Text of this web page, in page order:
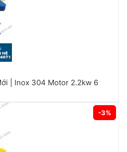
| Inox 304 Motor 2.2kw 6
-3%